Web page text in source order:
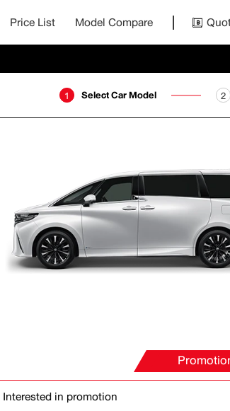
Price List Model Compare
1 Select Car Model 2
Interested in promotion